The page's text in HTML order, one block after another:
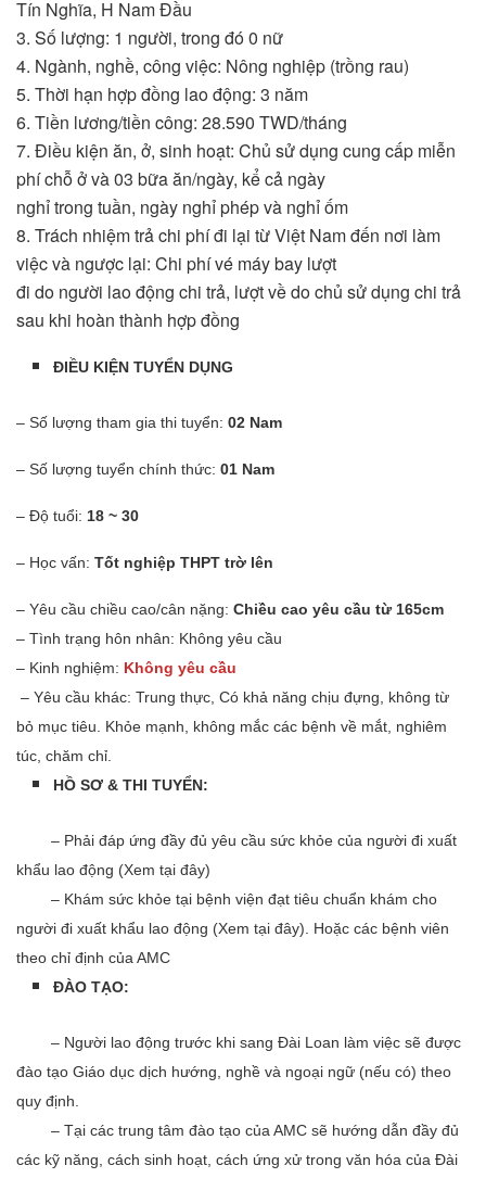
Tín Nghĩa, H Nam Đầu
3. Số lượng: 1 người, trong đó 0 nữ
4. Ngành, nghề, công việc: Nông nghiệp (trồng rau)
5. Thời hạn hợp đồng lao động: 3 năm
6. Tiền lương/tiền công: 28.590 TWD/tháng
7. Điều kiện ăn, ở, sinh hoạt: Chủ sử dụng cung cấp miễn
phí chỗ ở và 03 bữa ăn/ngày, kể cả ngày
nghỉ trong tuần, ngày nghỉ phép và nghỉ ốm
8. Trách nhiệm trả chi phí đi lại từ Việt Nam đến nơi làm
việc và ngược lại: Chi phí vé máy bay lượt
đi do người lao động chi trả, lượt về do chủ sử dụng chi trả
sau khi hoàn thành hợp đồng
ĐIỀU KIỆN TUYỂN DỤNG
– Số lượng tham gia thi tuyển: 02 Nam
– Số lượng tuyển chính thức: 01 Nam
– Độ tuổi: 18 ~ 30
– Học vấn: Tốt nghiệp THPT trờ lên
– Yêu cầu chiều cao/cân nặng: Chiều cao yêu cầu từ 165cm
– Tình trạng hôn nhân: Không yêu cầu
– Kinh nghiệm: Không yêu cầu
– Yêu cầu khác: Trung thực, Có khả năng chịu đựng, không từ
bỏ mục tiêu. Khỏe mạnh, không mắc các bệnh về mắt, nghiêm
túc, chăm chỉ.
HỒ SƠ & THI TUYỂN:
​ – Phải đáp ứng đầy đủ yêu cầu sức khỏe của người đi xuất
khẩu lao động (Xem tại đây)
– Khám sức khỏe tại bệnh viện đạt tiêu chuẩn khám cho
người đi xuất khẩu lao động (Xem tại đây). Hoặc các bệnh viên
theo chỉ định của AMC
ĐÀO TẠO:
– Người lao động trước khi sang Đài Loan làm việc sẽ được
đào tạo Giáo dục dịch hướng, nghề và ngoại ngữ (nếu có) theo
quy định.
– Tại các trung tâm đào tạo của AMC sẽ hướng dẫn đầy đủ
các kỹ năng, cách sinh hoạt, cách ứng xử trong văn hóa của Đài